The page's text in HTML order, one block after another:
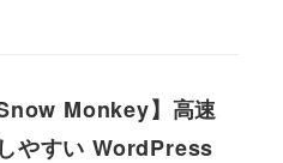
Snow Monkey】高速
やすい WordPress